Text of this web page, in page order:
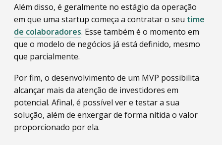
Além disso, é geralmente no estágio da operação
em que uma startup começa a contratar o seu time
de colaboradores. Esse também é o momento em
que o modelo de negócios já está definido, mesmo
que parcialmente.
Por fim, o desenvolvimento de um MVP possibilita
alcançar mais da atenção de investidores em
potencial. Afinal, é possível ver e testar a sua
solução, além de enxergar de forma nítida o valor
proporcionado por ela.